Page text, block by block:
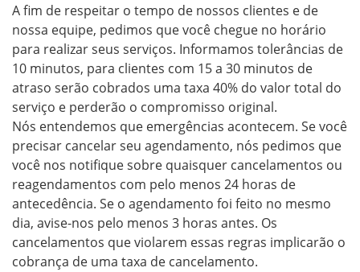
A fim de respeitar o tempo de nossos clientes e de
nossa equipe, pedimos que você chegue no horário
para realizar seus serviços. Informamos tolerâncias de
10 minutos, para clientes com 15 a 30 minutos de
atraso serão cobrados uma taxa 40% do valor total do
serviço e perderão o compromisso original.
Nós entendemos que emergências acontecem. Se você
precisar cancelar seu agendamento, nós pedimos que
você nos notifique sobre quaisquer cancelamentos ou
reagendamentos com pelo menos 24 horas de
antecedência. Se o agendamento foi feito no mesmo
dia, avise-nos pelo menos 3 horas antes. Os
cancelamentos que violarem essas regras implicarão o
cobrança de uma taxa de cancelamento.